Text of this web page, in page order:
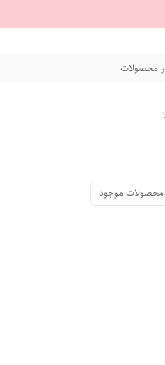
محصولات
موجود